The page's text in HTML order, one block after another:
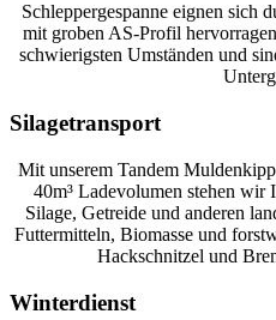
Schleppergespanne eignen sich
mit groben AS-Profil
schwierigsten Umständen und
Silagetransport
Mit unserem Tandem
40m³ Ladevolumen stehen wir
Silage, Getreide und anderen
Futtermitteln, Biomasse und
Hackschnitzel und
Winterdienst